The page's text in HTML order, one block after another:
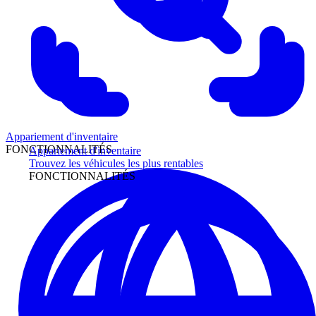
Appariement d'inventaire
Trouvez les véhicules les plus rentables
FONCTIONNALITÉS
Appariement d'inventaire
FONCTIONNALITÉS